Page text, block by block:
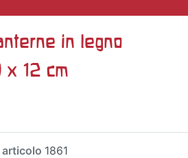
in legno
x 12 cm
articolo 1861